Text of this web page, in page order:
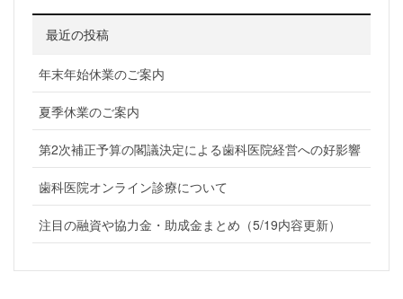
最近の投稿
年末年始休業のご案内
夏季休業のご案内
第2次補正予算の閣議決定による歯科医院経営への好影響
歯科医院オンライン診療について
注目の融資や協力金・助成金まとめ（5/19内容更新）